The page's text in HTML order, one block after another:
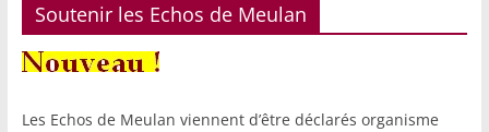
Soutenir les Echos de Meulan
Les Echos de Meulan viennent d’être déclarés organisme